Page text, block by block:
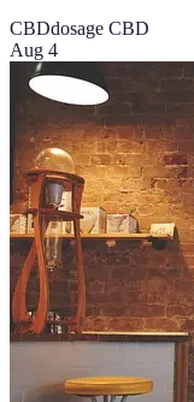
CBDdosage CBD
Aug 4